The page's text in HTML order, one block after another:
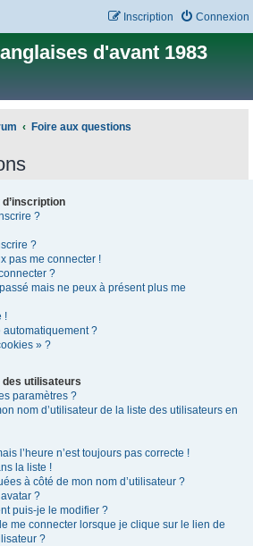
Connexion
Inscription
d'avant 1983
Foire aux questions
?
?
pas me connecter !
?
mais ne peux à présent plus me
!
automatiquement ?
» ?
utilisateurs
paramètres ?
nom d’utilisateur de la liste des utilisateurs en
l’heure n’est toujours pas correcte !
la liste !
à côté de mon nom d’utilisateur ?
?
puis-je le modifier ?
me connecter lorsque je clique sur le lien de
?